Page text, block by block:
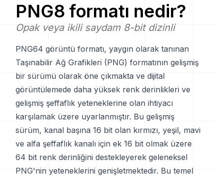
PNG8 formatı nedir?
Opak veya ikili saydam 8-bit dizinli
PNG64 görüntü formatı, yaygın olarak tanınan
Taşınabilir Ağ Grafikleri (PNG) formatının gelişmiş
bir sürümü olarak öne çıkmakta ve dijital
görüntülemede daha yüksek renk derinlikleri ve
gelişmiş şeffaflık yeteneklerine olan ihtiyacı
karşılamak üzere uyarlanmıştır. Bu gelişmiş
sürüm, kanal başına 16 bit olan kırmızı, yeşil, mavi
ve alfa şeffaflık kanalı için ek 16 bit olmak üzere
64 bit renk derinliğini destekleyerek geleneksel
PNG'nin yeteneklerini genişletmektedir. Bu temel